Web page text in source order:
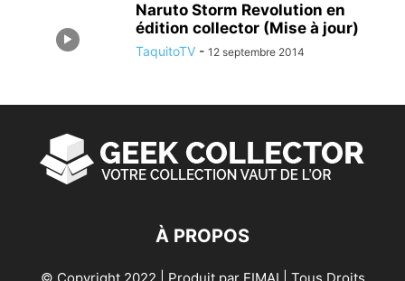
Naruto Storm Revolution en
édition collector (Mise à jour)
TaquitoTV - 12 septembre 2014
À PROPOS